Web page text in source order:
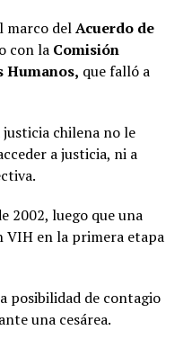
marco delAcuerdo de
con la Comisión
Humanos, que falló a
chilena no le
a justicia, ni a
2002, luego que una
VIH en la primera etapa
posibilidad de contagio
una cesárea.